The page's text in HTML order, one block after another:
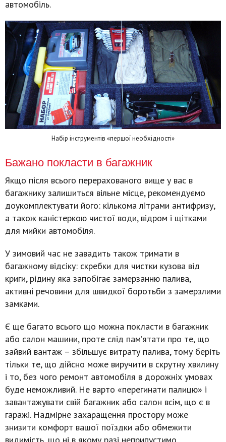
автомобіль.
Набір інструментів «першої необхідності»
Бажано покласти в багажник
Якщо після всього перерахованого вище у вас в
багажнику залишиться вільне місце, рекомендуємо
доукомплектувати його: кількома літрами антифризу,
а також каністеркою чистої води, відром і щітками
для мийки автомобіля.
У зимовий час не завадить також тримати в
багажному відсіку: скребки для чистки кузова від
криги, рідину яка запобігає замерзанню палива,
активні речовини для швидкої боротьби з замерзлими
замками.
Є ще багато всього що можна покласти в багажник
або салон машини, проте слід пам’ятати про те, що
зайвий вантаж – збільшує витрату палива, тому беріть
тільки те, що дійсно може виручити в скрутну хвилину
і то, без чого ремонт автомобіля в дорожніх умовах
буде неможливий. Не варто «перегинати палицю» і
завантажувати свій багажник або салон всім, що є в
гаражі. Надмірне захаращення простору може
знизити комфорт вашої поїздки або обмежити